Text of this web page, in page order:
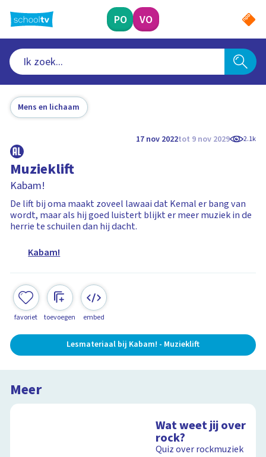
naar
hoofdinhoud
PO VO
Mens en lichaam
17 nov 2022tot 9 nov 2029 2.1k
Muzieklift
Kabam!
De lift bij oma maakt zoveel lawaai dat Kemal er bang van
wordt, maar als hij goed luistert blijkt er meer muziek in de
herrie te schuilen dan hij dacht.
Kabam!
favoriet toevoegen embed
Lesmateriaal bij Kabam! - Muzieklift
Meer
Wat weet jij over
rock?
Quiz over rockmuziek